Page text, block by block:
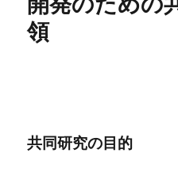
領
共同研究の目的